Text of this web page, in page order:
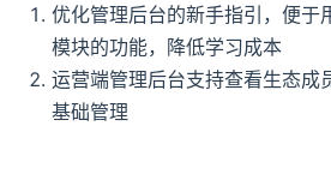
优化管理后台的新手指引，便于
模块的功能，降低学习成本
运营端管理后台支持查看生态成
基础管理